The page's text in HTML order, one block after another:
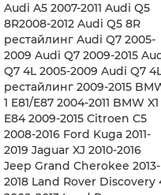
Audi A5 2007-2011 Audi Q5
8R2008-2012 Audi Q5 8R
рестайлинг Audi Q7 2005-
2009 Audi Q7 2009-2015
Q7 4L 2005-2009 Audi Q7
рестайлинг 2009-2015
1 E81/E87 2004-2011 BMW X1
E84 2009-2015 Citroen C5
2008-2016 Ford Kuga 2011-
2019 Jaguar XJ 2010-2016
Jeep Grand Cherokee 2013-
2018 Land Rover Discovery